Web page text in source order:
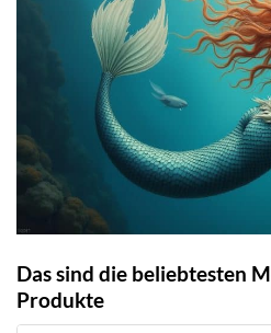
Das sind die beliebtesten
Produkte